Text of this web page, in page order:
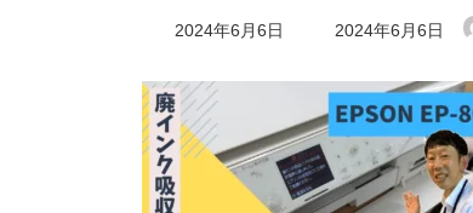
2024年6月6日
最
終
新
日
時
:
2024年6月6日